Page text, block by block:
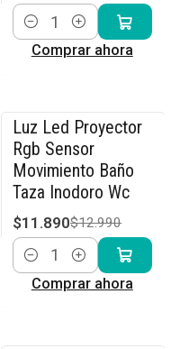
Cantidad
Comprar ahora
-8% OFF
Luz Led Proyector
Rgb Sensor
Movimiento Baño
Taza Inodoro Wc
$11.890$12.990
Cantidad
Comprar ahora